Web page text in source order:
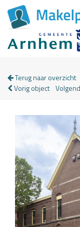
Terug naar overzicht
Vorig object